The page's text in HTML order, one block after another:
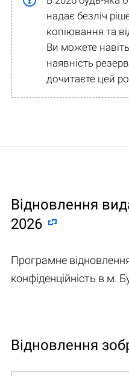
надає безліч
копіювання та
Ви можете
наявність
дочитаєте цей
Відновлення
2026
Програмне
конфіденційність в м.
Відновлення